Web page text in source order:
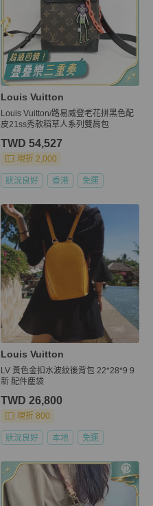
Louis Vuitton
Louis Vuitton/路易威登老花拼黑色配
皮21ss秀款稻草人系列雙肩包
TWD 54,527
現折 2,000
狀況良好 香港 免運
Louis Vuitton
LV 黃色金扣水波紋後背包 22*28*9 9
新 配件塵袋
TWD 26,800
現折 800
狀況良好 本地 免運